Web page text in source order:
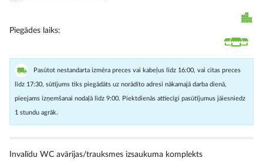
Piegādes laiks
Pasūtot nestandarta izmēra preces vai kabeļus līdz 16:00, vai citas preces
līdz 17:30, sūtījums tiks piegādāts uz norādīto adresi nākamajā darba dienā,
pieejams izņemšanai nodaļā līdz 9:00. Piektdienās attiecīgi pasūtījumus jāiesniedz
1 stundu agrāk.
Invalīdu WC avārijas/trauksmes izsaukuma komplekts